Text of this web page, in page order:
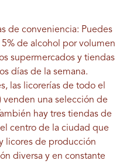
de conveniencia: Puedes
de alcohol por volumen
supermercados y tiendas
días de la semana.
las licorerías de todo el
venden una selección de
hay tres tiendas de
centro de la ciudad que
licores de producción
diversa y en constante